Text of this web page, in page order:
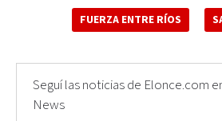
FUERZA ENTRE RÍOS
Seguí las noticias de Elonce.com
News